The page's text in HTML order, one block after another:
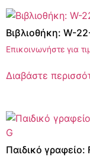
Βιβλιοθήκη: W-
Επικοινωνήστε για
Διαβάστε
Παιδικό γραφείο: